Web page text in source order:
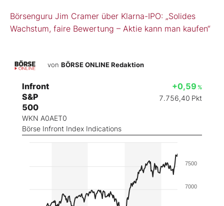
Börsenguru Jim Cramer über Klarna-IPO: „Solides
Wachstum, faire Bewertung – Aktie kann man kaufen“
von BÖRSE ONLINE Redaktion
Infront
S&P
500
WKN A0AET0
Börse Infront Index Indications
+0,59 %
7.756,40 Pkt
7000
7500